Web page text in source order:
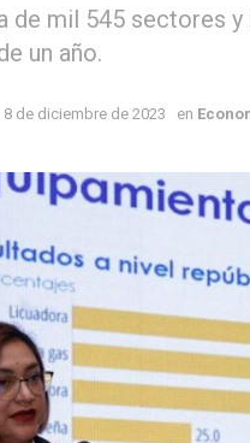
de mil 545 sectores
un año.
8 de diciembre de 2023 en